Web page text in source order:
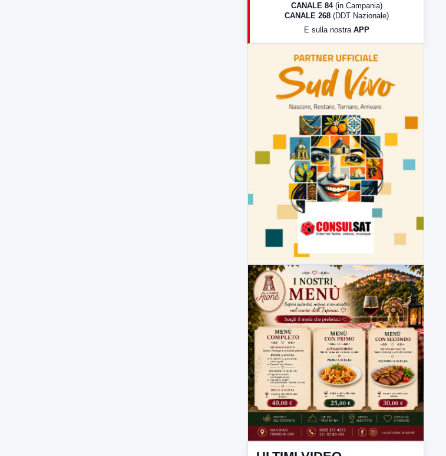
LabNews (Diretta)
LabNews (replica)
CANALE 84 (in Campania)
CANALE 268 (DDT Nazionale)
E sulla nostra APP